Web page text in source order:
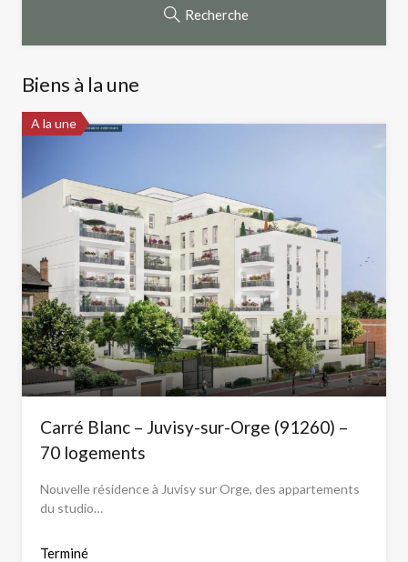
Recherche
Biens à la une
A la une
Carré Blanc – Juvisy-sur-Orge (91260) –
70 logements
Nouvelle résidence à Juvisy sur Orge, des appartements
du studio…
Terminé